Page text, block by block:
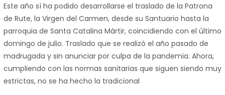
Este año sí ha podido desarrollarse el traslado de la Patrona
de Rute, la Virgen del Carmen, desde su Santuario hasta la
parroquia de Santa Catalina Mártir, coincidiendo con el último
domingo de julio. Traslado que se realizó el año pasado de
madrugada y sin anunciar por culpa de la pandemia. Ahora,
cumpliendo con las normas sanitarias que siguen siendo muy
estrictas, no se ha hecho la tradicional